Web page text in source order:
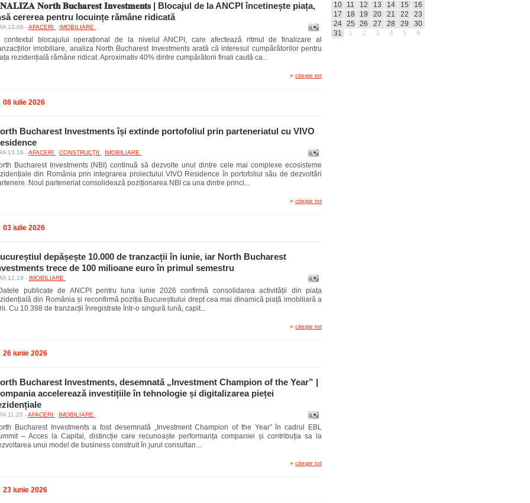
𝐍𝐨𝐫𝐭𝐡 𝐁𝐮𝐜𝐡𝐚𝐫𝐞𝐬𝐭 𝐈𝐧𝐯𝐞𝐬𝐭𝐦𝐞𝐧𝐭𝐬 | Blocajul de la ANCPI încetinește piața,
cererea pentru locuințe rămâne ridicată
13.06 -AFACERI IMOBILIARE
contextul blocajului operațional de la nivelul ANCPI, care afectează ritmul de finalizare al
imobiliare, analiza North Bucharest Investments arată că interesul cumpărătorilor pentru
rezidențială rămâne ridicat. Aproximativ 40% dintre cumpărătorii finali caută ca...
» citeşte tot
08 iulie 2026
Bucharest Investments își extinde portofoliul prin parteneriatul cu VIVO
13.16 -AFACERI CONSTRUCŢII IMOBILIARE
Bucharest Investments (NBI) continuă să dezvolte unul dintre cele mai complexe ecosisteme
din România prin integrarea proiectului VIVO Residence în portofoliul său de dezvoltări
Noul parteneriat consolidează poziționarea NBI ca una dintre princi...
» citeşte tot
03 iulie 2026
depășește 10.000 de tranzacții în iunie, iar North Bucharest
trece de 100 milioane euro în primul semestru
12.19 - IMOBILIARE
publicate de ANCPI pentru luna iunie 2026 confirmă consolidarea activității din piața
din România și reconfirmă poziția Bucureștiului drept cea mai dinamică piață imobiliară a
Cu 10.398 de tranzacții înregistrate într-o singură lună, capit...
» citeşte tot
26 iunie 2026
Bucharest Investments, desemnată „Investment Champion of the Year” |
accelerează investițiile în tehnologie și digitalizarea pieței
11.20 -AFACERI IMOBILIARE
Bucharest Investments a fost desemnată „Investment Champion of the Year” în cadrul EBL
– Acces la Capital, distincție care recunoaște performanța companiei și contribuția sa la
unui model de business construit în jurul consultan...
» citeşte tot
23 iunie 2026
10
11 12 13 14 15
16
17
18 19 20 21 22
23
24
25 26 27 28 29
30
31
1 2 3 4 5 6